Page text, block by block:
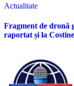
Actualitate
Fragment de dronă
raportat și la